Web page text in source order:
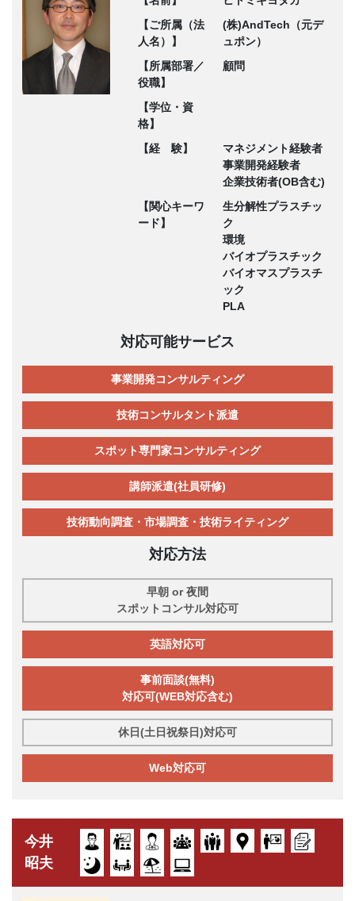
【ご所属（法
人名）】
(株)AndTech（元デ
ュポン）
【所属部署／
役職】
顧問
【学位・資
格】
【経 験】
マネジメント経験者
事業開発経験者
企業技術者(OB含む)
【関心キーワ
ード】
生分解性プラスチッ
ク
環境
バイオプラスチック
バイオマスプラスチ
ック
PLA
対応可能サービス
事業開発コンサルティング
技術コンサルタント派遣
スポット専門家コンサルティング
講師派遣(社員研修)
技術動向調査・市場調査・技術ライティング
対応方法
早朝 or 夜間
スポットコンサル対応可
英語対応可
事前面談(無料)
対応可(WEB対応含む)
休日(土日祝祭日)対応可
Web対応可
今井
昭夫